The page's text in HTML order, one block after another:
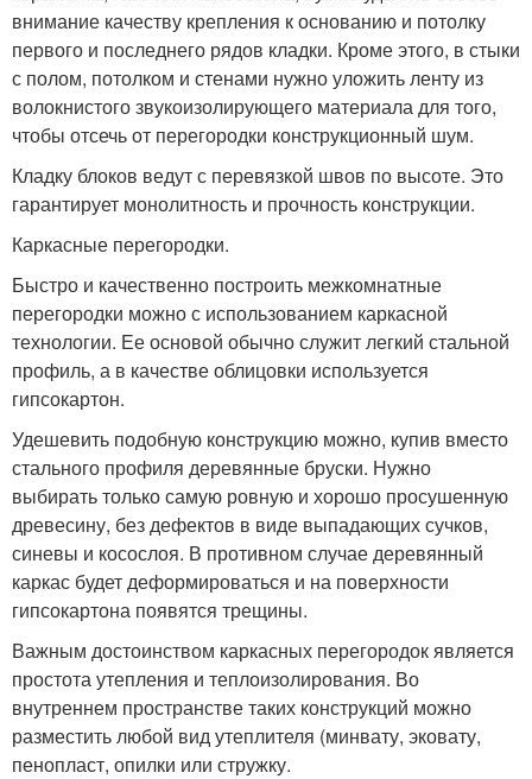
внимание качеству крепления к основанию и потолку
первого и последнего рядов кладки. Кроме этого, в стыки
с полом, потолком и стенами нужно уложить ленту из
волокнистого звукоизолирующего материала для того,
чтобы отсечь от перегородки конструкционный шум.
Кладку блоков ведут с перевязкой швов по высоте. Это
гарантирует монолитность и прочность конструкции.
Каркасные перегородки.
Быстро и качественно построить межкомнатные
перегородки можно с использованием каркасной
технологии. Ее основой обычно служит легкий стальной
профиль, а в качестве облицовки используется
гипсокартон.
Удешевить подобную конструкцию можно, купив вместо
стального профиля деревянные бруски. Нужно
выбирать только самую ровную и хорошо просушенную
древесину, без дефектов в виде выпадающих сучков,
синевы и косослоя. В противном случае деревянный
каркас будет деформироваться и на поверхности
гипсокартона появятся трещины.
Важным достоинством каркасных перегородок является
простота утепления и теплоизолирования. Во
внутреннем пространстве таких конструкций можно
разместить любой вид утеплителя (минвату, эковату,
пенопласт, опилки или стружку.